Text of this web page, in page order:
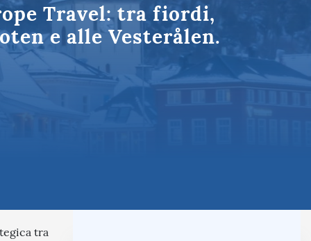
Umbria
Travel: tra fiordi,
e alle Vesterålen.
tra